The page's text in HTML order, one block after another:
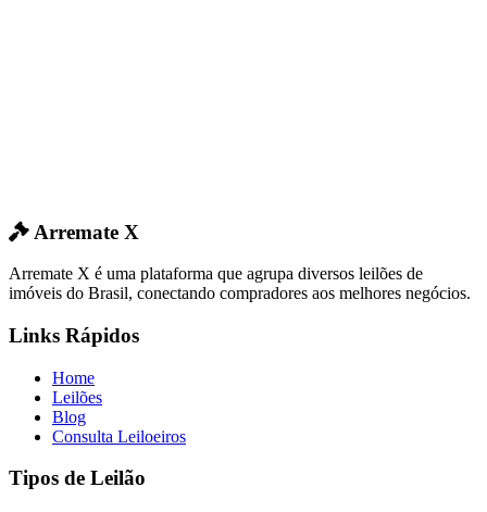
Arremate X
Arremate X é uma plataforma que agrupa diversos leilões de
imóveis do Brasil, conectando compradores aos melhores negócios.
Links Rápidos
Home
Leilões
Blog
Consulta Leiloeiros
Tipos de Leilão